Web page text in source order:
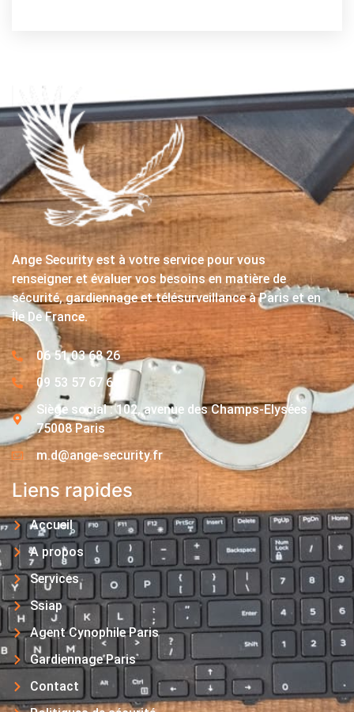
Ange Security est à votre service pour vous
renseigner et évaluer vos besoins en matière de
sécurité, gardiennage et télésurveillance à Paris et en
Île De France.
06 51 03 68 26
09 53 57 67 63
Siège social : 102, avenue des Champs-Elysées
75008 Paris
m.d@ange-security.fr
Liens rapides
Accueil
A propos
Services
Ssiap
Agent Cynophile Paris
Gardiennage Paris
Contact